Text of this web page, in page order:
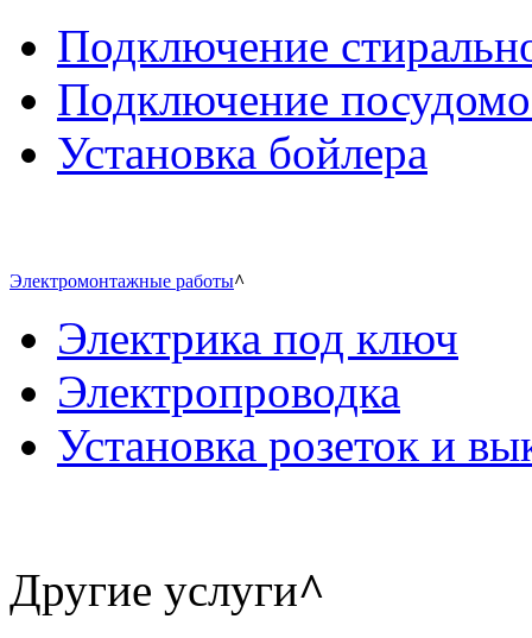
Подключение
Подключение
Установка бойлера
Электромонтажные работы^
Электрика под ключ
Электропроводка
Установка розеток и
Другие услуги^